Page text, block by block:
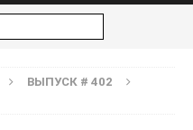
ВЫПУСК # 402